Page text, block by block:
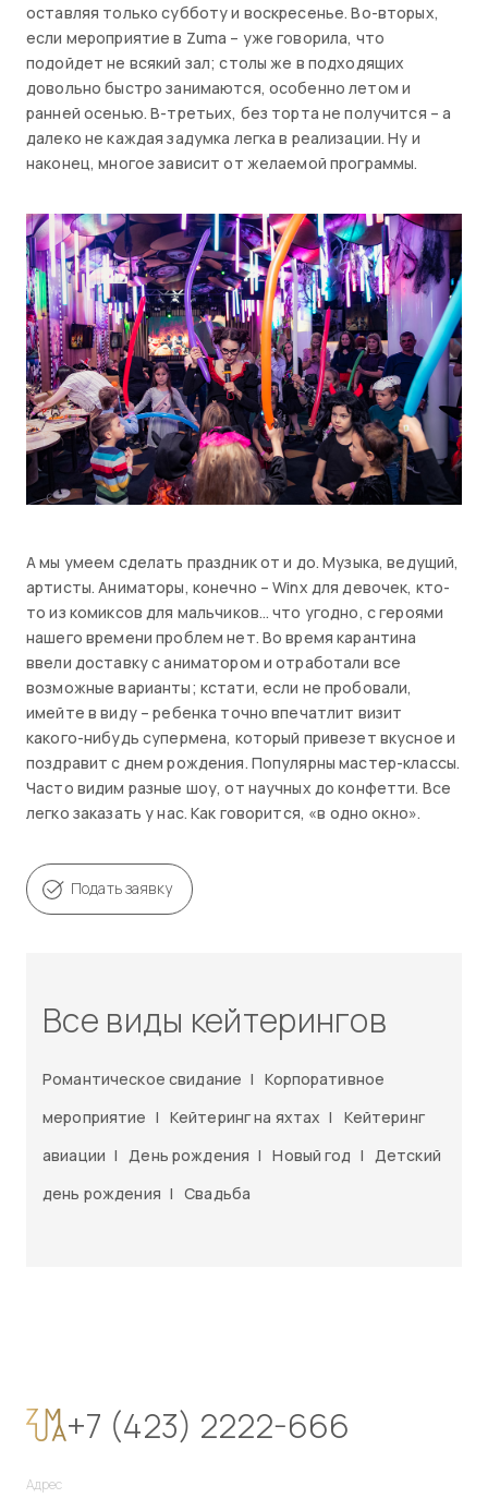
оставляя только субботу и воскресенье. Во-вторых,
если мероприятие в Zuma – уже говорила, что
подойдет не всякий зал; столы же в подходящих
довольно быстро занимаются, особенно летом и
ранней осенью. В-третьих, без торта не получится – а
далеко не каждая задумка легка в реализации. Ну и
наконец, многое зависит от желаемой программы.
А мы умеем сделать праздник от и до. Музыка, ведущий,
артисты. Аниматоры, конечно – Winx для девочек, кто-
то из комиксов для мальчиков… что угодно, с героями
нашего времени проблем нет. Во время карантина
ввели доставку с аниматором и отработали все
возможные варианты; кстати, если не пробовали,
имейте в виду – ребенка точно впечатлит визит
какого-нибудь супермена, который привезет вкусное и
поздравит с днем рождения. Популярны мастер-классы.
Часто видим разные шоу, от научных до конфетти. Все
легко заказать у нас. Как говорится, «в одно окно».
Подать заявку
Все виды кейтерингов
Романтическое свидание | Корпоративное
мероприятие | Кейтеринг на яхтах |
Кейтеринг
авиации | День рождения | Новый год |
Детский
день рождения | Свадьба
+7 (423) 2222-666
Адрес